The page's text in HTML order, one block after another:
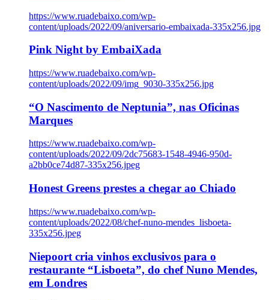
https://www.ruadebaixo.com/wp-
content/uploads/2022/09/aniversario-embaixada-335x256.jpg
Pink Night by EmbaiXada
https://www.ruadebaixo.com/wp-
content/uploads/2022/09/img_9030-335x256.jpg
“O Nascimento de Neptunia”, nas Oficinas
Marques
https://www.ruadebaixo.com/wp-
content/uploads/2022/09/2dc75683-1548-4946-950d-
a2bb0ce74d87-335x256.jpeg
Honest Greens prestes a chegar ao Chiado
https://www.ruadebaixo.com/wp-
content/uploads/2022/08/chef-nuno-mendes_lisboeta-
335x256.jpeg
Niepoort cria vinhos exclusivos para o
restaurante “Lisboeta”, do chef Nuno Mendes,
em Londres